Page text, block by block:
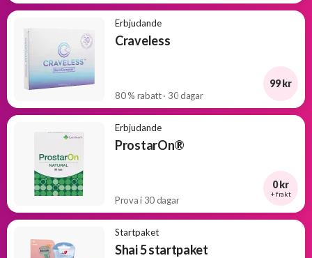
Erbjudande
Craveless
80 % rabatt · 30 dagar
99 kr
Erbjudande
ProstarOn®
Prova i 30 dagar
0 kr
+ frakt
Startpaket
Shai 5 startpaket